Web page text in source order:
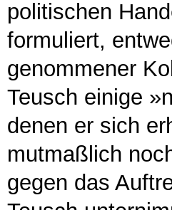
politischen
formuliert,
genommener
Teusch einige
denen er sich
mutmaßlich
gegen das